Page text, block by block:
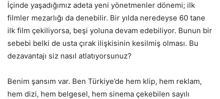
İçinde yaşadığımız adeta yeni yönetmenler dönemi; ilk
filmler mezarlığı da denebilir. Bir yılda neredeyse 60 tane
ilk film çekiliyorsa, beşi yoluna devam edebiliyor. Bunun bir
sebebi belki de usta çırak ilişkisinin kesilmiş olması. Bu
dezavantajı siz nasıl atlatıyorsunuz?
Benim şansım var. Ben Türkiye’de hem klip, hem reklam,
hem dizi, hem belgesel, hem sinema çekebilen sayılı